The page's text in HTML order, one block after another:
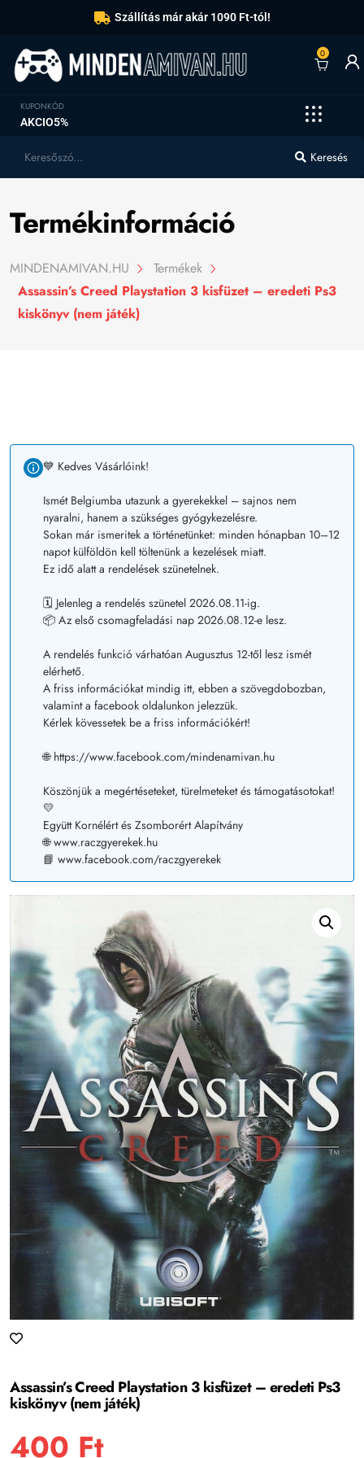
Szállítás már akár 1090 Ft-tól!
0
KUPONKÓD
AKCIO5%
Keresés
Termékinformáció
MINDENAMIVAN.HU
Termékek
Assassin’s Creed Playstation 3 kisfüzet – eredeti Ps3
kiskönyv (nem játék)
💙 Kedves Vásárlóink!
Ismét Belgiumba utazunk a gyerekekkel – sajnos nem
nyaralni, hanem a szükséges gyógykezelésre.
Sokan már ismeritek a történetünket: minden hónapban 10–12
napot külföldön kell töltenünk a kezelések miatt.
Ez idő alatt a rendelések szünetelnek.
🗓️ Jelenleg a rendelés szünetel 2026.08.11-ig.
📦 Az első csomagfeladási nap 2026.08.12-e lesz.
A rendelés funkció várhatóan Augusztus 12-től lesz ismét
elérhető.
A friss információkat mindig itt, ebben a szövegdobozban,
valamint a facebook oldalunkon jelezzük.
Kérlek kövessetek be a friss információkért!
🌐 https://www.facebook.com/mindenamivan.hu
Köszönjük a megértéseteket, türelmeteket és támogatásotokat!
💛
Együtt Kornélért és Zsomborért Alapítvány
🌐 www.raczgyerekek.hu
📘 www.facebook.com/raczgyerekek
Assassin’s Creed Playstation 3 kisfüzet – eredeti Ps3
kiskönyv (nem játék)
400 Ft